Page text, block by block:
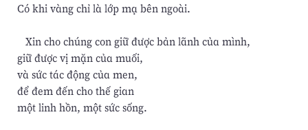
Có khi vàng chỉ là lớp mạ bên ngoài.
Xin cho chúng con giữ được bản lãnh của mình,
giữ được vị mặn của muối,
và sức tác động của men,
để đem đến cho thế gian
một linh hồn, một sức sống.